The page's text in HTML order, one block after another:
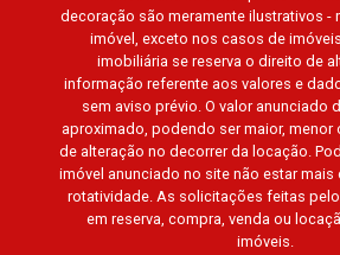
decoração são meramente ilustrativos -
imóvel, exceto nos casos de
imobiliária se reserva o direito de
informação referente aos valores e
sem aviso prévio. O valor anunciado
aproximado, podendo ser maior, menor
de alteração no decorrer da locação.
imóvel anunciado no site não estar
rotatividade. As solicitações feitas
em reserva, compra, venda ou
imóveis.